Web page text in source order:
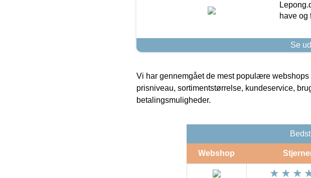
have og
Se
Vi har gennemgået de mest populære
prisniveau, sortimentstørrelse, kundeservice,
betalingsmuligheder.
Webshop